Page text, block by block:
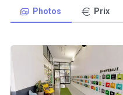
Photos Prix